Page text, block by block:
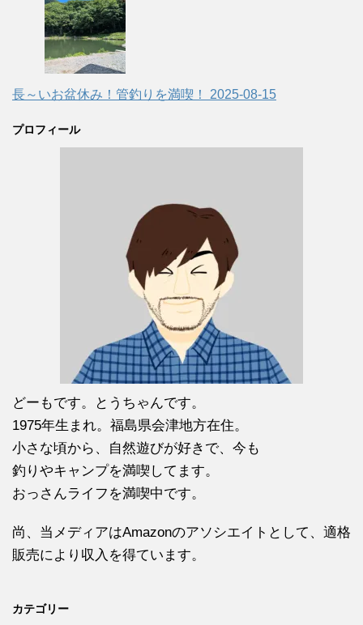
長～いお盆休み！管釣りを満喫！ 2025-08-15
プロフィール
どーもです。とうちゃんです。
1975年生まれ。福島県会津地方在住。
小さな頃から、自然遊びが好きで、今も
釣りやキャンプを満喫してます。
おっさんライフを満喫中です。
尚、当メディアはAmazonのアソシエイトとして、適格
販売により収入を得ています。
カテゴリー